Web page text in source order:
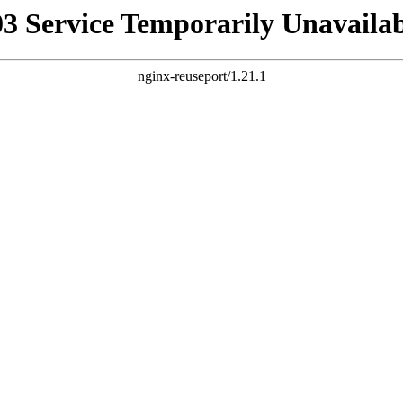
Service Temporarily
nginx-reuseport/1.21.1